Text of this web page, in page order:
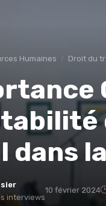
Humaines Droit du
dans
interviews
10 février 2024